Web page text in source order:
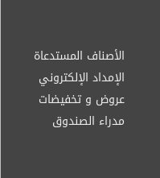
الأصناف المستدعاة
الإمداد الإلكتروني
عروض و تخفيضات
مدراء الصندوق